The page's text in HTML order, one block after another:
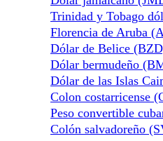
Trinidad y Tobago
Florencia de Aruba
Dólar de Belice
Dólar bermudeño
Dólar de las Islas
Colon costarricense
Peso convertible
Colón salvadoreño